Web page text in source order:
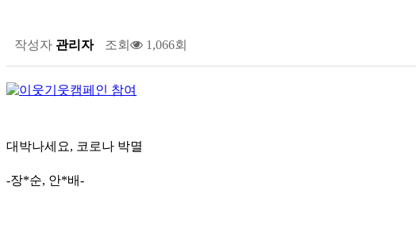
작성자 관리자 조회 1,066회
대박나세요, 코로나 박멸
-장*순, 안*배-